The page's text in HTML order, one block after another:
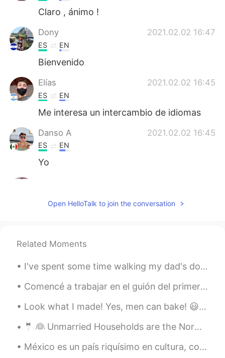
Claro , ánimo !
Dony 2021.02.02 16:47
ES EN
Bienvenido
Elías 2021.02.02 16:45
ES EN
Me interesa un intercambio de idiomas
Danso A 2021.02.02 16:45
ES EN
Yo
Ale
Quieres ayúdame?
¿Quieres ayudarme?
Open HelloTalk to join the conversation
Related Moments
I've spent some time walking my dad's dog on the beach, it's been therapeutic and I've enjoyed ge...
Comencé a trabajar en el guión del primer video del canal de YouTube que mencioné en la última pu...
Look what I made! Yes, men can bake! 😃 I made this delicious Mexican Chocolate Cake. It has a 1/4...
🤵 👰 Unmarried Households are the Norm 📓Vocabulary: cease, indicate, perch, primarily, cohabit, ...
México es un país riquísimo en cultura, colores, sabores, climas, gente y un montón de maravillas...